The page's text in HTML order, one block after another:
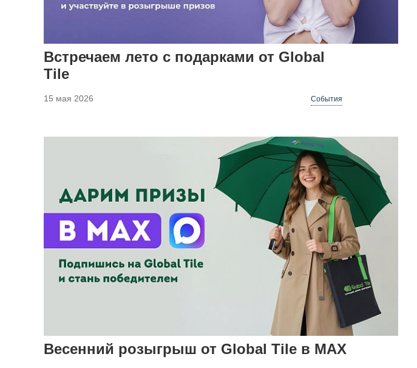
Встречаем лето с подарками от Global
Tile
15 мая 2026 События
Весенний розыгрыш от Global Tile в MAX